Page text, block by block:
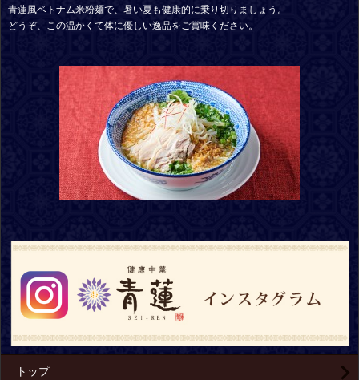
青蓮風ベトナム米粉麺で、暑い夏も健康的に乗り切りましょう。
どうぞ、この温かくて体に優しい逸品をご賞味ください。
トップ